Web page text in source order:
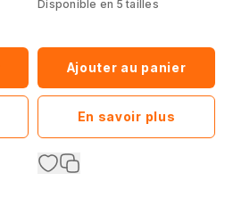
Disponible en 5 tailles
Ajouter au panier
En savoir plus